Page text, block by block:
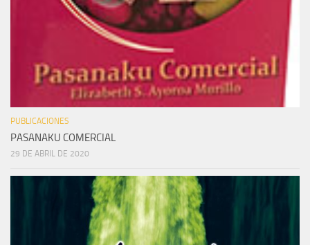
PUBLICACIONES
PASANAKU COMERCIAL
29 DE ABRIL DE 2020